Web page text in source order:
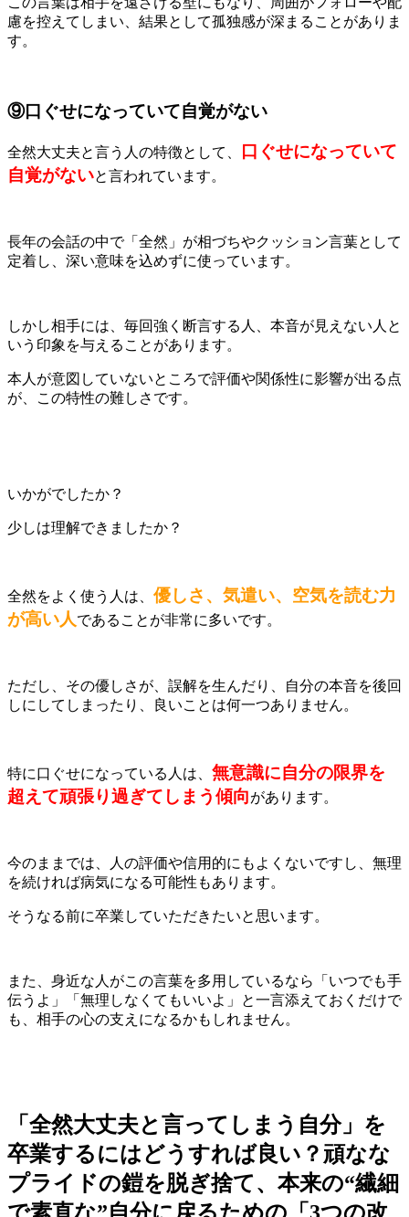
慮を控えてしまい、結果として孤独感が深まることがありま
す。
⑨口ぐせになっていて自覚がない
全然大丈夫と言う人の特徴として、
口ぐせになっていて
自覚がないと言われています。
長年の会話の中で「全然」が相づちやクッション言葉として
定着し、深い意味を込めずに使っています。
しかし相手には、毎回強く断言する人、本音が見えない人と
いう印象を与えることがあります。
本人が意図していないところで評価や関係性に影響が出る点
が、この特性の難しさです。
いかがでしたか？
少しは理解できましたか？
全然をよく使う人は、 優しさ、気遣い、空気を読む力
が高い人であることが非常に多いです。
ただし、その優しさが、誤解を生んだり、自分の本音を後回
しにしてしまったり、良いことは何一つありません。
特に口ぐせになっている人は、 無意識に自分の限界を
超えて頑張り過ぎてしまう傾向があります。
今のままでは、人の評価や信用的にもよくないですし、無理
を続ければ病気になる可能性もあります。
そうなる前に卒業していただきたいと思います。
また、身近な人がこの言葉を多用しているなら「いつでも手
伝うよ」「無理しなくてもいいよ」と一言添えておくだけで
も、相手の心の支えになるかもしれません。
「全然大丈夫と言ってしまう自分」を
卒業するにはどうすれば良い？頑なな
プライドの鎧を脱ぎ捨て、本来の“繊細